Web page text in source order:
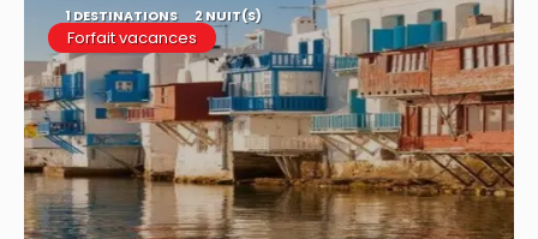
1 DESTINATIONS 2 NUIT(S)
Forfait vacances